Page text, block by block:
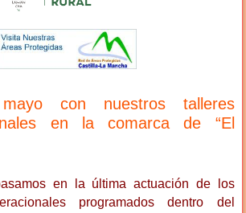
mayo con nuestros talleres
en la comarca de “El
en la última actuación de los
programados dentro del